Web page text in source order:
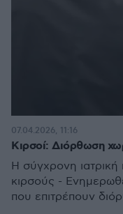
Κιρσοί: Διόρθωση
H σύγχρονη
κιρσούς -
που επιτρέπουν
07.04.2026, 11:16